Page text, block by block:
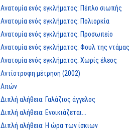
Ανατομία ενός εγκλήματος: Πέπλο σιωπής
Ανατομία ενός εγκλήματος: Πολιορκία
Ανατομία ενός εγκλήματος: Προσωπείο
Ανατομία ενός εγκλήματος: Φουλ της ντάμας
Ανατομία ενός εγκλήματος: Χωρίς έλεος
Αντίστροφη μέτρηση (2002)
Απών
Διπλή αλήθεια: Γαλάζιος άγγελος
Διπλή αλήθεια: Ενοικιάζεται...
Διπλή αλήθεια: Η ώρα των ίσκιων